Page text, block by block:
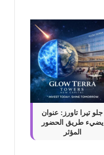
جلو تيرا تاورز: عنوان
يضيء طريق الحضور
المؤثر